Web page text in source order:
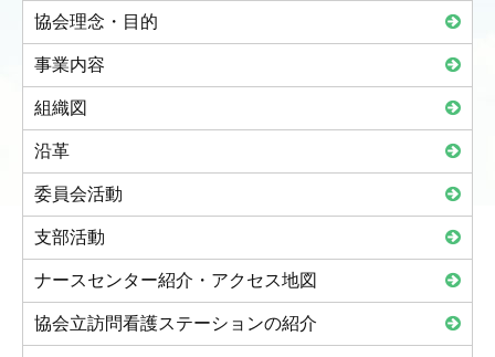
協会理念・目的
事業内容
組織図
沿革
委員会活動
支部活動
ナースセンター紹介・アクセス地図
協会立訪問看護ステーションの紹介